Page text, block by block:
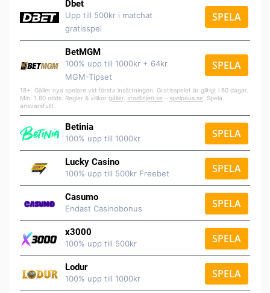
Dbet
Upp till 500kr i matchat
gratisspel
SPELA
BetMGM
100% upp till 1000kr + 64kr
MGM-Tipset
SPELA
18+. Gäller nya spelare vid första insättningen. Gratisspelet är giltigt i 60 dagar.
Min. 1.80 odds. Regler & villkor gäller stodlinjen.se – spelpaus.se . Spela
ansvarsfullt.
Betinia
100% upp till 1000kr SPELA
Lucky Casino
100% upp till 500kr Freebet SPELA
Casumo
Endast Casinobonus SPELA
x3000
100% upp till 500kr SPELA
Lodur
100% upp till 1000kr SPELA